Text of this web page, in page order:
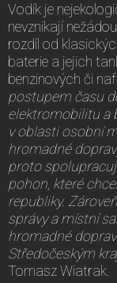
Vodík je
nevznikají
rozdíl od
baterie a jejich
benzinových či
postupem času
elektromobilitu a
v oblasti osobní
hromadné
proto
pohon, které
republiky.
správy a místní
hromadné
Středočeským
Tomasz Wiatrak.